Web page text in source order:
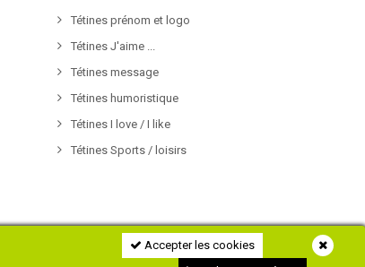
Accepter les cookies
Tétines prénom et logo
Tétines J'aime ...
Tétines message
Tétines humoristique
Tétines I love / I like
Tétines Sports / loisirs